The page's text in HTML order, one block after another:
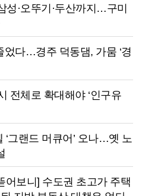
성·오뚜기·두산까지…구미
었다…경주 덕동댐, 가뭄 ‘경
전체로 확대해야 ‘인구유
‘그랜드 머큐어’ 오나…옛 노
어보니] 수도권 초고가 주택